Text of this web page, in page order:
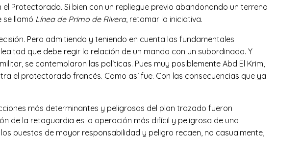
Protectorado. Si bien con un repliegue previo abandonando un terreno
se llamó Línea de Primo de Rivera, retomar la iniciativa.
Pero admitiendo y teniendo en cuenta las fundamentales
que debe regir la relación de un mando con un subordinado. Y
se contemplaron las políticas. Pues muy posiblemente Abd El Krim,
el protectorado francés. Como así fue. Con las consecuencias que ya
más determinantes y peligrosas del plan trazado fueron
de la retaguardia es la operación más difícil y peligrosa de una
puestos de mayor responsabilidad y peligro recaen, no casualmente,